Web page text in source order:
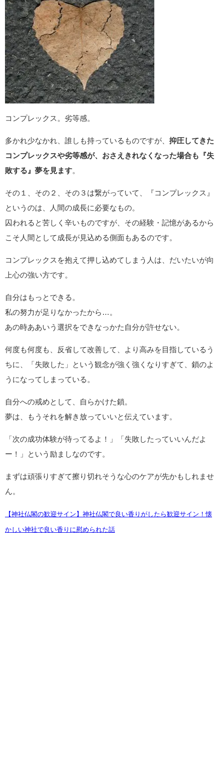
コンプレックス。劣等感。
多かれ少なかれ、誰しも持っているものですが、 抑圧してきた
コンプレックスや劣等感が、おさえきれなくなった場合も『失
敗する』夢を見ます。
その１、その２、その３は繋がっていて、『コンプレックス』
というのは、人間の成長に必要なもの。
囚われると苦しく辛いものですが、その経験・記憶があるから
こそ人間として成長が見込める側面もあるのです。
コンプレックスを抱えて押し込めてしまう人は、だいたいが向
上心の強い方です。
自分はもっとできる。
私の努力が足りなかったから…。
あの時ああいう選択をできなっかた自分が許せない。
何度も何度も、反省して改善して、より高みを目指しているう
ちに、「失敗した」という観念が強く強くなりすぎて、鎖のよ
うになってしまっている。
自分への戒めとして、自らかけた鎖。
夢は、もうそれを解き放っていいと伝えています。
「次の成功体験が待ってるよ！」「失敗したっていいんだよ
ー！」という励ましなのです。
まずは頑張りすぎて擦り切れそうな心のケアが先かもしれませ
ん。
【神社仏閣の歓迎サイン】神社仏閣で良い香りがしたら歓迎サイン！懐
かしい神社で良い香りに慰められた話